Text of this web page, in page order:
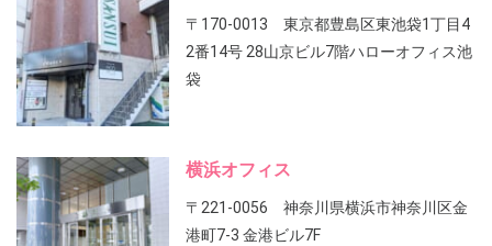
〒170-0013 東京都豊島区東池袋1丁目4
2番14号 28山京ビル7階ハローオフィス池
袋
横浜オフィス
〒221-0056 神奈川県横浜市神奈川区金
港町7-3 金港ビル7F